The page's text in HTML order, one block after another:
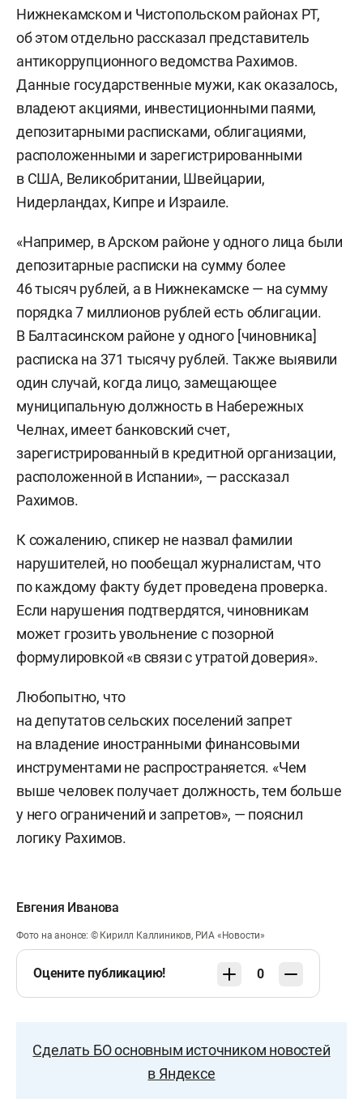
Нижнекамском и Чистопольском районах РТ,
об этом отдельно рассказал представитель
антикоррупционного ведомства Рахимов.
Данные государственные мужи, как оказалось,
владеют акциями, инвестиционными паями,
депозитарными расписками, облигациями,
расположенными и зарегистрированными
в США, Великобритании, Швейцарии,
Нидерландах, Кипре и Израиле.
«Например, в Арском районе у одного лица были
депозитарные расписки на сумму более
46 тысяч рублей, а в Нижнекамске — на сумму
порядка 7 миллионов рублей есть облигации.
В Балтасинском районе у одного [чиновника]
расписка на 371 тысячу рублей. Также выявили
один случай, когда лицо, замещающее
муниципальную должность в Набережных
Челнах, имеет банковский счет,
зарегистрированный в кредитной организации,
расположенной в Испании», — рассказал
Рахимов.
К сожалению, спикер не назвал фамилии
нарушителей, но пообещал журналистам, что
по каждому факту будет проведена проверка.
Если нарушения подтвердятся, чиновникам
может грозить увольнение с позорной
формулировкой «в связи с утратой доверия».
Любопытно, что
на депутатов сельских поселений запрет
на владение иностранными финансовыми
инструментами не распространяется. «Чем
выше человек получает должность, тем больше
у него ограничений и запретов», — пояснил
логику Рахимов.
Евгения Иванова
Фото на анонсе: © Кирилл Каллиников, РИА «Новости»
Оцените публикацию! 0
Сделать БО основным источником новостей
в Яндексе